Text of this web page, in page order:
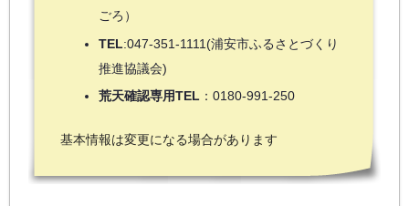
ごろ）
TEL:047-351-1111(浦安市ふるさとづくり
推進協議会)
荒天確認専用TEL ：0180-991-250
基本情報は変更になる場合があります